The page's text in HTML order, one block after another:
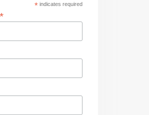
* indicates required
*